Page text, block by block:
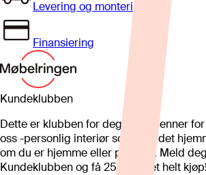
Levering og montering
Finansiering
Kundeklubben
Dette er klubben for deg som brenner
oss -personlig interiør som gjør det
om du er hjemme eller på hytta. Meld
Kundeklubben og få 25%* på et helt kjøp!